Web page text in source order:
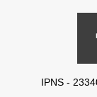
IPNS -